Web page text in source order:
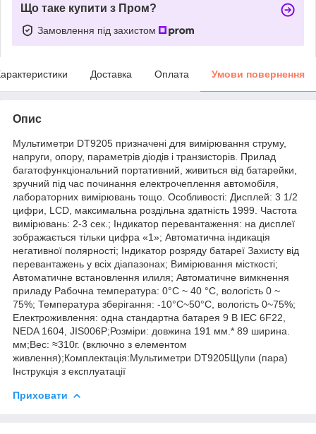
Що таке купити з Пром?
Замовлення під захистом
Доставка Оплата Умови повернення
Опис
Мультиметри DT9205 призначені для вимірювання струму,
напруги, опору, параметрів діодів і транзисторів. Прилад
багатофункціональний портативний, живиться від батарейки,
зручний під час починання електрочеплення автомобіля,
лабораторних вимірювань тощо. Особливості: Дисплей: 3 1/2
цифри, LCD, максимальна роздільна здатність 1999. Частота
вимірювань: 2-3 сек.; Індикатор перевантаження: на дисплеї
зображається тільки цифра «1»; Автоматична індикація
негативної полярності; Індикатор розряду батареї Захисту від
перевантажень у всіх діапазонах; Вимірювання місткості;
Автоматичне встановлення илиля; Автоматичне вимкнення
приладу Pабочна температура: 0°С ~ 40 °C, вологість 0 ~
75%; Температура зберігання: -10°С~50°С, вологість 0~75%;
Електроживлення: одна стандартна батарея 9 В IEC 6F22,
NEDA 1604, JIS006Р;Розміри: довжина 191 мм.* 89 ширина.
мм;Вес: ≈310г. (включно з елементом
живлення);Комплектація:Мультиметри DT9205Щупи (пара)
Інструкція з експлуатації
Приховати